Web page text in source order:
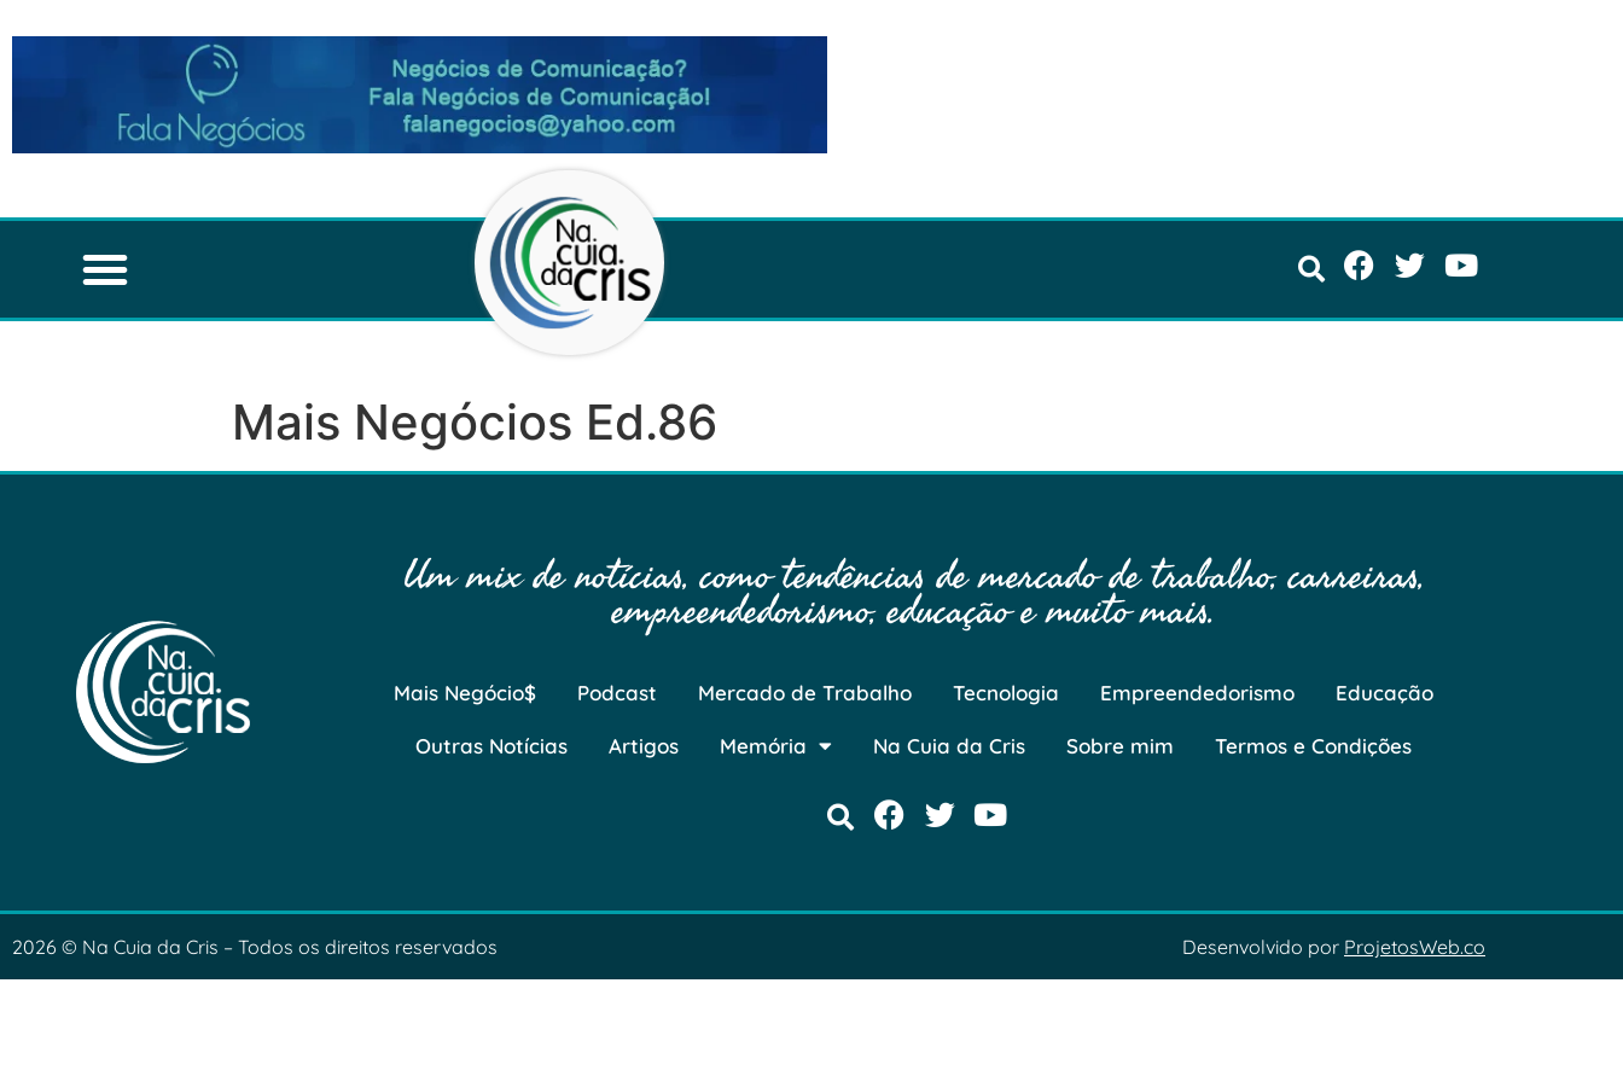
Mais Negócios Ed.86
Um mix de notícias, como tendências de mercado de trabalho, carreiras,
empreendedorismo, educação e muito mais.
Mais Negócio$ Podcast Mercado de Trabalho Tecnologia Empreendedorismo Educação
Outras Notícias Artigos Memória Na Cuia da Cris Sobre mim Termos e Condições
2026 © Na Cuia da Cris – Todos os direitos reservados Desenvolvido por ProjetosWeb.co